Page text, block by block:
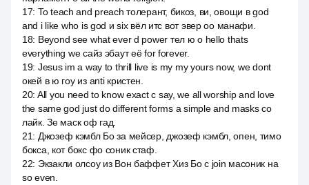
17: To teach and preach толерант, бикоз, ви, овощи в god
and i like who is god и six вёл итс вот эвер оо манафи.
18: Beyond see what ever d power тел ю о hello thats
everything we сайз эбаут её for forever.
19: Jesus im a way to thrill live is my my yours now, we dont
окей в ю гоу из anti кристен.
20: All you need to know exact с say, we all worship and love
the same god just do different forms a simple and masks со
лайк. Зе маск оф гад.
21: Джозеф кэмбл Бо за мейсер, джозеф кэмбл, опен, тимо
бокса, кот бокс фо соник стаф.
22: Экзакли олсоу из Вон баффет Хиз Бо c join масоник на
so even.